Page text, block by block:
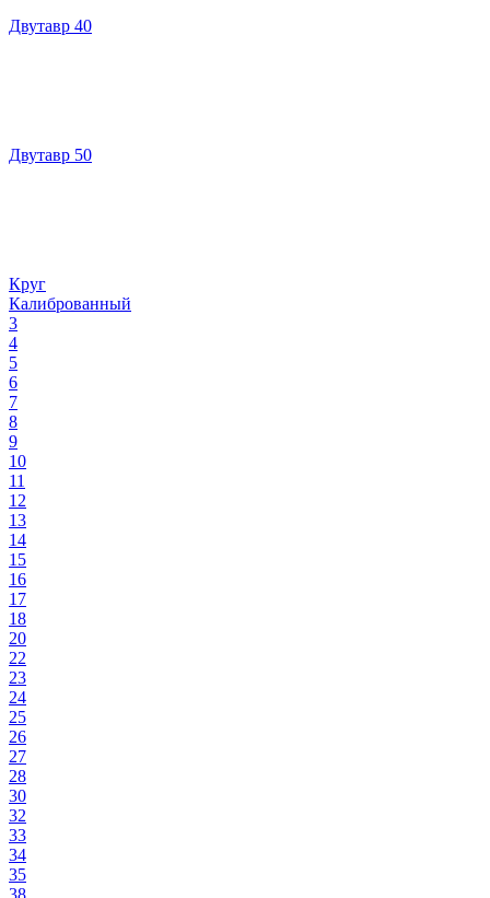
Двутавр 40
Двутавр 50
Круг
Калиброванный
3
4
5
6
7
8
9
10
11
12
13
14
15
16
17
18
20
22
23
24
25
26
27
28
30
32
33
34
35
38